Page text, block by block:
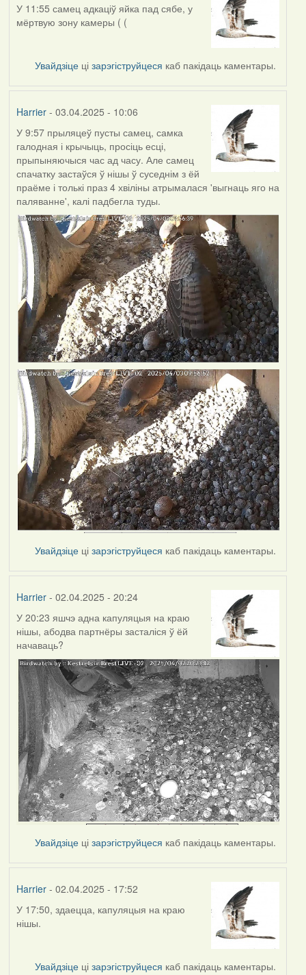
У 11:55 самец адкаціў яйка пад сябе, у
мёртвую зону камеры ( (
Увайдзіце цізарэгіструйцеся каб пакідаць каментары.
Harrier- 03.04.2025 - 10:06
У 9:57 прыляцеў пусты самец, самка
галодная і крычыць, просіць есці,
прыпыняючыся час ад часу. Але самец
спачатку застаўся ў нішы ў суседнім з ёй
праёме і толькі праз 4 хвіліны атрымалася 'выгнаць яго на
паляванне', калі падбегла туды.
Увайдзіце цізарэгіструйцеся каб пакідаць каментары.
Harrier- 02.04.2025 - 20:24
У 20:23 яшчэ адна капуляцыя на краю
нішы, абодва партнёры засталіся ў ёй
начаваць?
Увайдзіце цізарэгіструйцеся каб пакідаць каментары.
Harrier- 02.04.2025 - 17:52
У 17:50, здаецца, капуляцыя на краю
нішы.
Увайдзіце цізарэгіструйцеся каб пакідаць каментары.